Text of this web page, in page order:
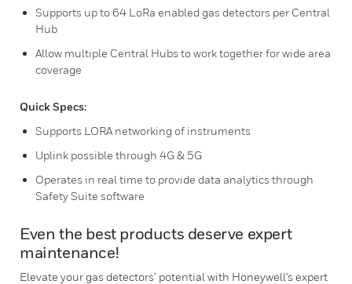
Supports up to 64 LoRa enabled gas detectors per Central
Hub
Allow multiple Central Hubs to work together for wide area
coverage
Quick Specs:
Supports LORA networking of instruments
Uplink possible through 4G & 5G
Operates in real time to provide data analytics through
Safety Suite software
Even the best products deserve expert
maintenance!
Elevate your gas detectors’ potential with Honeywell's expert